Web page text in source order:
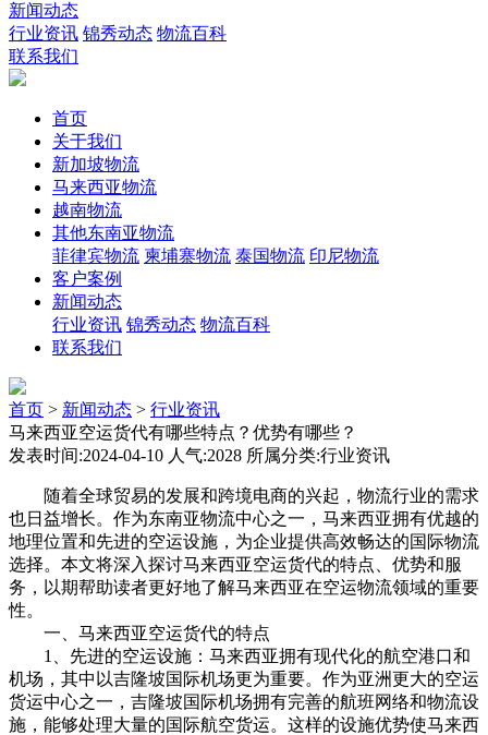
新闻动态
行业资讯 锦秀动态 物流百科
联系我们
首页
关于我们
新加坡物流
马来西亚物流
越南物流
其他东南亚物流
菲律宾物流 柬埔寨物流 泰国物流 印尼物流
客户案例
新闻动态
行业资讯 锦秀动态 物流百科
联系我们
首页 > 新闻动态 > 行业资讯
马来西亚空运货代有哪些特点？优势有哪些？
发表时间:2024-04-10 人气:2028 所属分类:行业资讯
随着全球贸易的发展和跨境电商的兴起，物流行业的需求
也日益增长。作为东南亚物流中心之一，马来西亚拥有优越的
地理位置和先进的空运设施，为企业提供高效畅达的国际物流
选择。本文将深入探讨马来西亚空运货代的特点、优势和服
务，以期帮助读者更好地了解马来西亚在空运物流领域的重要
性。
一、马来西亚空运货代的特点
1、先进的空运设施：马来西亚拥有现代化的航空港口和
机场，其中以吉隆坡国际机场更为重要。作为亚洲更大的空运
货运中心之一，吉隆坡国际机场拥有完善的航班网络和物流设
施，能够处理大量的国际航空货运。这样的设施优势使马来西